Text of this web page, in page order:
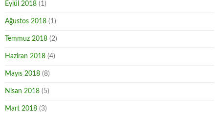
Eylül 2018 (1)
Ağustos 2018 (1)
Temmuz 2018 (2)
Haziran 2018 (4)
Mayıs 2018 (8)
Nisan 2018 (5)
Mart 2018 (3)